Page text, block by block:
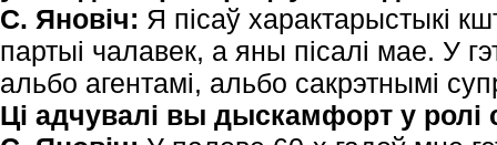
С. Яновіч: Я пісаў характарыстыкі
партыі чалавек, а яны пісалі мае. У
альбо агентамі, альбо сакрэтнымі
Ці адчувалі вы дыскамфорт у ролі